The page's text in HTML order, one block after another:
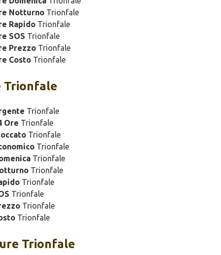
NotturnoTrionfale
RapidoTrionfale
SOS Trionfale
PrezzoTrionfale
CostoTrionfale
Trionfale
Ore Trionfale
Trionfale
Trionfale
Trionfale
Trionfale
Trionfale
Trionfale
Trionfale
Trionfale
Trionfale